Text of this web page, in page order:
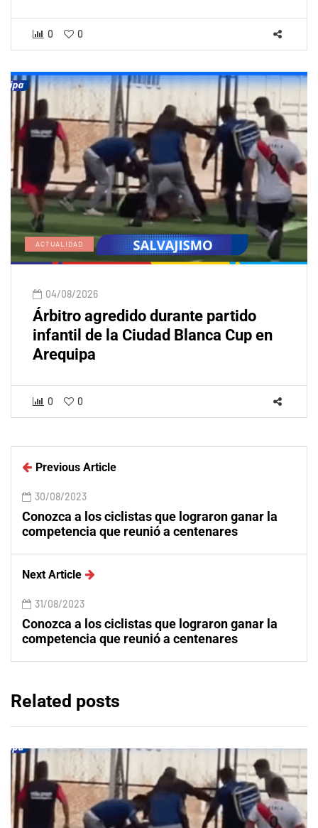
0 0
ACTUALIDAD
04/08/2026
Árbitro agredido durante partido
infantil de la Ciudad Blanca Cup en
Arequipa
0 0
Previous Article
30/08/2023
Conozca a los ciclistas que lograron ganar la
competencia que reunió a centenares
Next Article
31/08/2023
Conozca a los ciclistas que lograron ganar la
competencia que reunió a centenares
Related posts